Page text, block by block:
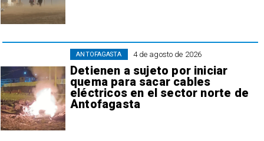
4 de agosto de 2026
Detienen a sujeto por iniciar
quema para sacar cables
eléctricos en el sector norte de
Antofagasta
ANTOFAGASTA